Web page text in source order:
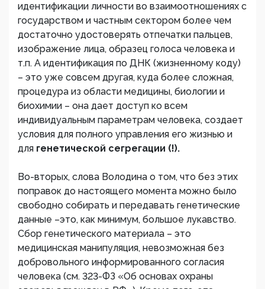
идентификации личности во взаимоотношениях с
государством и частным сектором более чем
достаточно удостоверять отпечатки пальцев,
изображение лица, образец голоса человека и
т.п. А идентификация по ДНК (жизненному коду)
– это уже совсем другая, куда более сложная,
процедура из области медицины, биологии и
биохимии – она дает доступ ко всем
индивидуальным параметрам человека, создает
условия для полного управления его жизнью и
для генетической сегрегации (!).
Во-вторых, слова Володина о том, что без этих
поправок до настоящего момента можно было
свободно собирать и передавать генетические
данные –это, как минимум, большое лукавство.
Сбор генетического материала – это
медицинская манипуляция, невозможная без
добровольного информированного согласия
человека (см. 323-ФЗ «Об основах охраны